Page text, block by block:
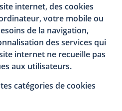
internet, des cookies
votre mobile ou
de la navigation,
des services qui
internet ne recueille pas
aux utilisateurs.
catégories de cookies